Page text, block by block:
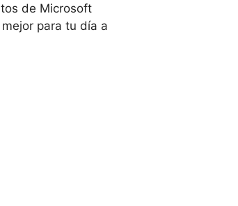
de Microsoft
para tu día a